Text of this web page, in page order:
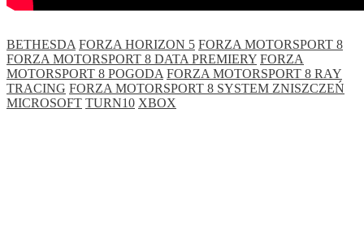
BETHESDA FORZA HORIZON 5 FORZA MOTORSPORT 8
FORZA MOTORSPORT 8 DATA PREMIERY FORZA
MOTORSPORT 8 POGODA FORZA MOTORSPORT 8 RAY
TRACING FORZA MOTORSPORT 8 SYSTEM ZNISZCZEŃ
MICROSOFT TURN10 XBOX